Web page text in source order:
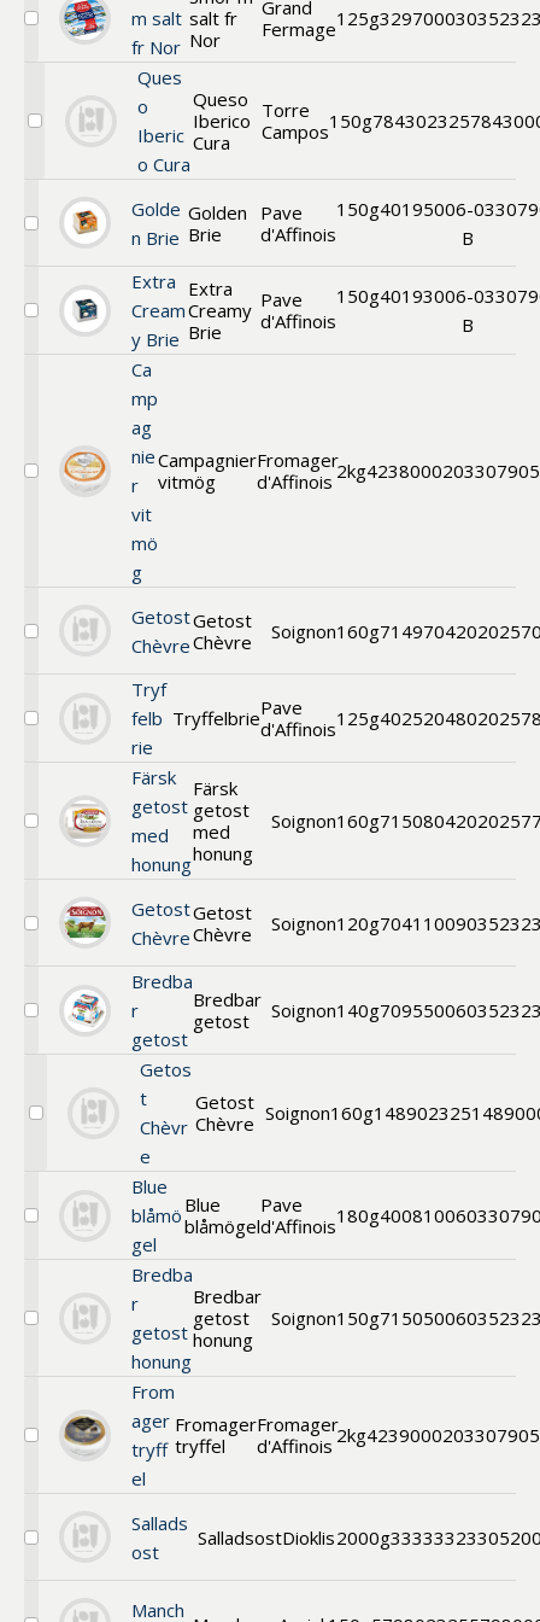
honung
Välj
m.
Normandie
m salt
fr Nor
salt fr
Nor
Grand
Fermage125g32970003
Välj
Ques
o
Iberic
o Cura
Queso
Iberico
Cura
Torre
Campos150g7843
Välj
Brie
Golde
n Brie
Golden
Brie
Pave
d'Affinois
150g40195006-
B
Välj
Extra
Cream
y Brie
Extra
Creamy
Brie
Pave
d'Affinois
150g40193006-
B
Välj
Ca
mp
ag
nie
r
vit
mö
g
Campagnier
vitmög
Fromager
d'Affinois 2kg42380002
Välj
Chèvre
Getost
Chèvre
Getost
Chèvre
Soignon160g71497042
Välj
Tryf
felb
rie
TryffelbriePave
d'Affinois125g40252048
Välj
honung
Färsk
getost
med
honung
Färsk
getost
med
honung
Soignon160g71508042
Välj
Chèvre
Getost
Chèvre
Getost
Chèvre
Soignon120g70411009
Välj
getost
Bredba
r
getost
Bredbar
getost
Soignon140g70955006
Välj
Getos
t
Chèvr
e
Getost
Chèvre Soignon160g1489
Välj
blåmögel
Blue
blåmö
gel
Blue
blåmögel
Pave
d'Affinois180g40081006
Välj
Bredba
r
getost
honung
Bredbar
getost
honung
Soignon150g71505006
Välj
From
ager
tryff
el
Fromager
tryffel
Fromager
d'Affinois 2kg42390002
Välj
Sallads
ost
SalladsostDioklis2000g333333233
Manch